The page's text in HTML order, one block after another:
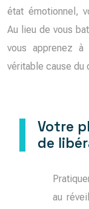
état émotionnel,
Au lieu de vous
vous apprenez
véritable cause du
Votre
de
au